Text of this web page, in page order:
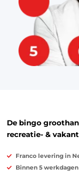
De bingo
recreatie- &
Franco levering in
Binnen 5